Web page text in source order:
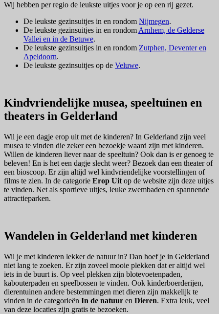
Wij hebben per regio de leukste uitjes voor je op een rij gezet.
De leukste gezinsuitjes in en rondom Nijmegen.
De leukste gezinsuitjes in en rondom Arnhem, de Gelderse
Vallei en in de Betuwe.
De leukste gezinsuitjes in en rondom Zutphen, Deventer en
Apeldoorn.
De leukste gezinsuitjes op de Veluwe.
Kindvriendelijke musea, speeltuinen en
theaters in Gelderland
Wil je een dagje erop uit met de kinderen? In Gelderland zijn veel
musea te vinden die zeker een bezoekje waard zijn met kinderen.
Willen de kinderen liever naar de speeltuin? Ook dan is er genoeg te
beleven! En is het een dagje slecht weer? Bezoek dan een theater of
een bioscoop. Er zijn altijd wel kindvriendelijke voorstellingen of
films te zien. In de categorie Erop Uit op de website zijn deze uitjes
te vinden. Net als sportieve uitjes, leuke zwembaden en spannende
attractieparken.
Wandelen in Gelderland met kinderen
Wil je met kinderen lekker de natuur in? Dan hoef je in Gelderland
niet lang te zoeken. Er zijn zoveel mooie plekken dat er altijd wel
iets in de buurt is. Op veel plekken zijn blotevoetenpaden,
kabouterpaden en speelbossen te vinden. Ook kinderboerderijen,
dierentuinen andere bestemmingen met dieren zijn makkelijk te
vinden in de categorieën In de natuur en Dieren. Extra leuk, veel
van deze locaties zijn gratis te bezoeken.